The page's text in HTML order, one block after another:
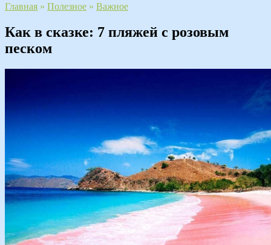
Главная » Полезное » Важное
Как в сказке: 7 пляжей с розовым
песком